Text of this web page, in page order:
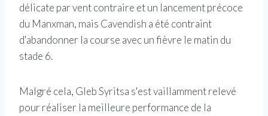
délicate par vent contraire et un lancement précoce
du Manxman, mais Cavendish a été contraint
d'abandonner la course avec un fièvre le matin du
stade 6.
Malgré cela, Gleb Syritsa s'est vaillamment relevé
pour réaliser la meilleure performance de la